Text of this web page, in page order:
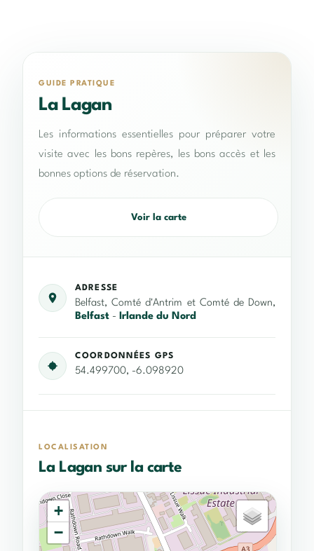
GUIDE PRATIQUE
La Lagan
Les informations essentielles pour préparer votre
visite avec les bons repères, les bons accès et les
bonnes options de réservation.
Voir la carte
ADRESSE
Belfast, Comté d'Antrim et Comté de Down,
Belfast - Irlande du Nord
COORDONNÉES GPS
54.499700, -6.098920
LOCALISATION
La Lagan sur la carte
+
−